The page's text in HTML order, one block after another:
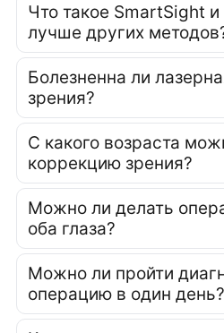
Что такое SmartSight
лучше других
Болезненна ли
зрения?
С какого возраста
коррекцию зрения?
Можно ли делать
оба глаза?
Можно ли пройти
операцию в один день?